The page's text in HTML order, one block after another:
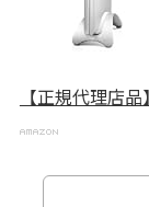
【正規代理店